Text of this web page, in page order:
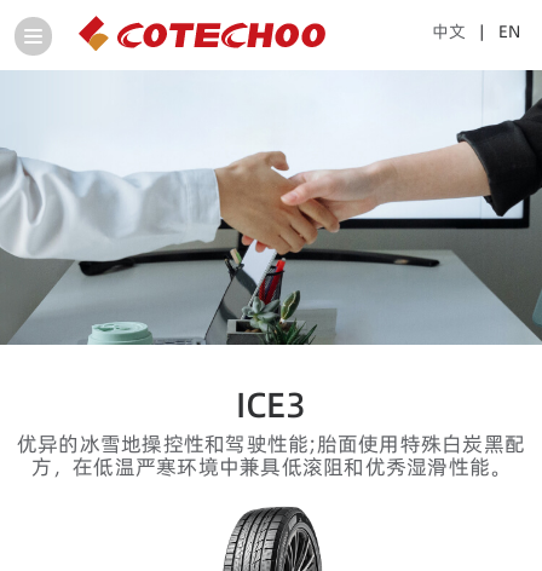
中文 | EN
ICE3
优异的冰雪地操控性和驾驶性能;胎面使用特殊白炭黑配
方，在低温严寒环境中兼具低滚阻和优秀湿滑性能。